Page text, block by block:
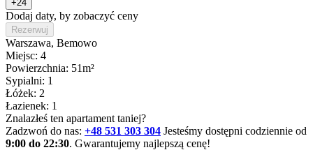
+24
Dodaj daty, by zobaczyć ceny
Rezerwuj
Warszawa, Bemowo
Miejsc: 4
Powierzchnia: 51m²
Sypialni: 1
Łóżek: 2
Łazienek: 1
Znalazłeś ten apartament taniej?
Zadzwoń do nas: +48 531 303 304 Jesteśmy dostępni codziennie od
9:00 do 22:30. Gwarantujemy najlepszą cenę!